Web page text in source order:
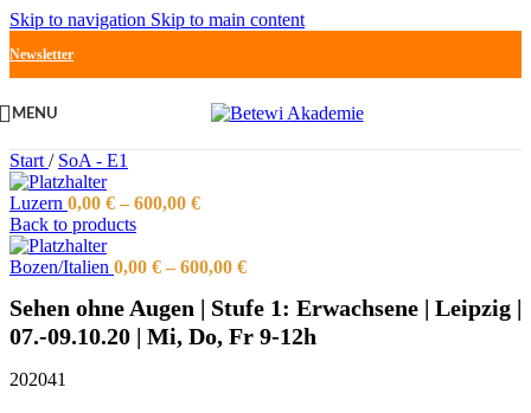
Skip to navigation Skip to main content
Newsletter
MENU
Start / SoA - E1
Luzern 0,00 € – 600,00 €
Back to products
Bozen/Italien 0,00 € – 600,00 €
Sehen ohne Augen | Stufe 1: Erwachsene | Leipzig |
07.-09.10.20 | Mi, Do, Fr 9-12h
202041